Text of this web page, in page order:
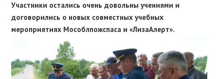
Участники остались очень довольны учениями и
договорились о новых совместных учебных
мероприятиях Мособлпожспаса и «ЛизаАлерт».